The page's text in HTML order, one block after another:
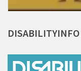
DISABILITYINFO